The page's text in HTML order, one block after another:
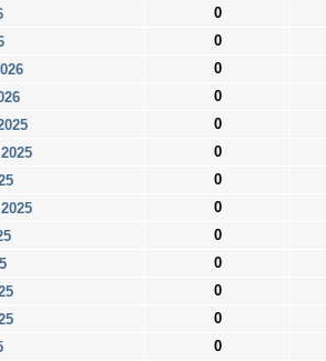
0
0
0
0
0
0
0
0
0
0
0
0
0